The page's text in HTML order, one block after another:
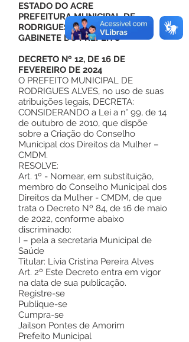
ESTADO DO ACRE
PREFEITURA MUNICIPAL DE
RODRIGUES ALVES
GABINETE DO PREFEITO
DECRETO Nº 12, DE 16 DE
FEVEREIRO DE 2024
O PREFEITO MUNICIPAL DE
RODRIGUES ALVES, no uso de suas
atribuições legais, DECRETA:
CONSIDERANDO a Lei a n° 99, de 14
de outubro de 2010, que dispõe
sobre a Criação do Conselho
Municipal dos Direitos da Mulher –
CMDM.
RESOLVE:
Art. 1º - Nomear, em substituição,
membro do Conselho Municipal dos
Direitos da Mulher - CMDM, de que
trata o Decreto Nº 84, de 16 de maio
de 2022, conforme abaixo
discriminado:
I – pela a secretaria Municipal de
Saúde
Titular: Lívia Cristina Pereira Alves
Art. 2º Este Decreto entra em vigor
na data de sua publicação.
Registre-se
Publique-se
Cumpra-se
Jailson Pontes de Amorim
Prefeito Municipal